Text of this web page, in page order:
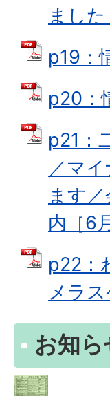
まし
p19：
p20：
p21：
／マ
ます
内［6
p22：
メラ
お知ら